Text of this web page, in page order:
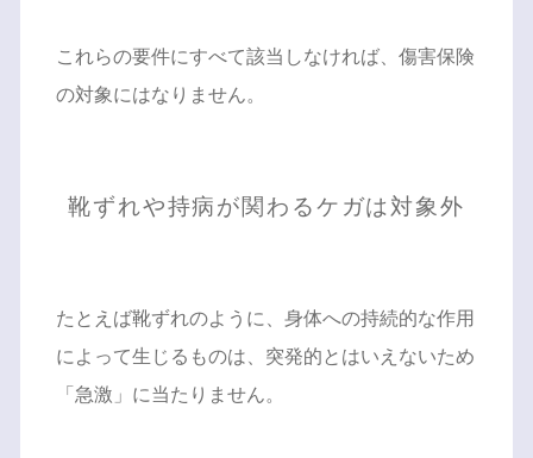
これらの要件にすべて該当しなければ、傷害保険
の対象にはなりません。
靴ずれや持病が関わるケガは対象外
たとえば靴ずれのように、身体への持続的な作用
によって生じるものは、突発的とはいえないため
「急激」に当たりません。